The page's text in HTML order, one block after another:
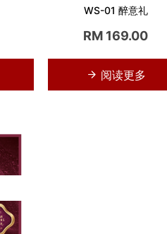
WS-01 醉意礼
RM 169.00
阅读更多